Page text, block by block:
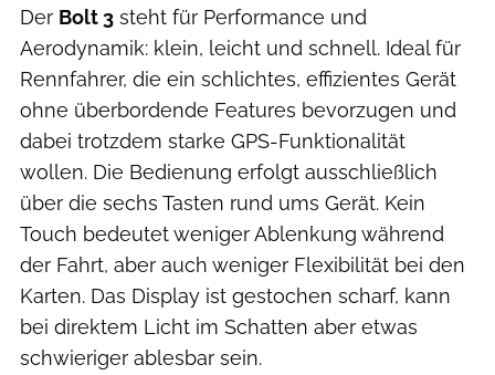
Der Bolt 3 steht für Performance und
Aerodynamik: klein, leicht und schnell. Ideal für
Rennfahrer, die ein schlichtes, effizientes Gerät
ohne überbordende Features bevorzugen und
dabei trotzdem starke GPS-Funktionalität
wollen. Die Bedienung erfolgt ausschließlich
über die sechs Tasten rund ums Gerät. Kein
Touch bedeutet weniger Ablenkung während
der Fahrt, aber auch weniger Flexibilität bei den
Karten. Das Display ist gestochen scharf, kann
bei direktem Licht im Schatten aber etwas
schwieriger ablesbar sein.